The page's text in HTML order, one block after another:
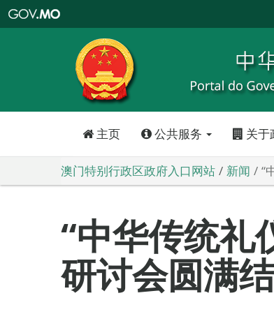
特
政
区
政
口
主页 公共服务 关于
澳门特别行政区政府入口网站 新闻 “
“中华传统礼
研讨会圆满